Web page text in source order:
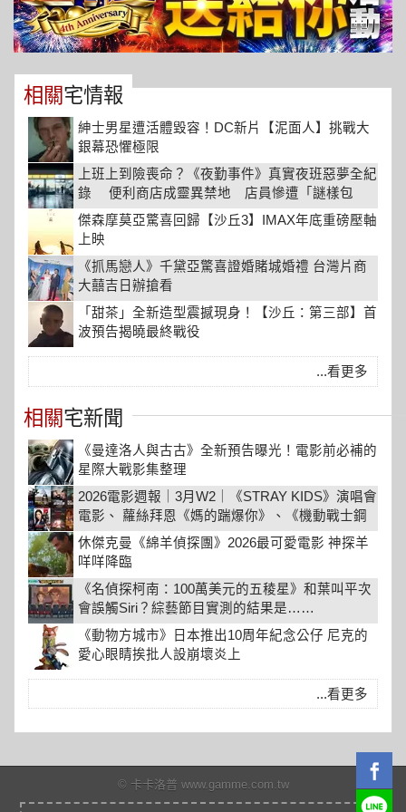
相關宅情報
紳士男星遭活體毀容！DC新片【泥面人】挑戰大
銀幕恐懼極限
上班上到險喪命？《夜勤事件》真實夜班惡夢全紀
錄 便利商店成靈異禁地 店員慘遭「謎樣包
裹」詛咒
傑森摩莫亞驚喜回歸【沙丘3】IMAX年底重磅壓軸
上映
《抓馬戀人》千黛亞驚喜證婚賭城婚禮 台灣片商
大囍吉日辦搶看
「甜茶」全新造型震撼現身！【沙丘：第三部】首
波預告揭曉最終戰役
...看更多
相關宅新聞
《曼達洛人與古古》全新預告曝光！電影前必補的
星際大戰影集整理
2026電影週報｜3月W2｜《STRAY KIDS》演唱會
電影、 蘿絲拜恩《媽的踹爆你》、《機動戰士鋼
彈 閃光的哈薩威》上映
休傑克曼《綿羊偵探團》2026最可愛電影 神探羊
咩咩降臨
《名偵探柯南：100萬美元的五稜星》和葉叫平次
會誤觸Siri？綜藝節目實測的結果是……
《動物方城市》日本推出10周年紀念公仔 尼克的
愛心眼睛挨批人設崩壞炎上
...看更多
© 卡卡洛普 www.gamme.com.tw